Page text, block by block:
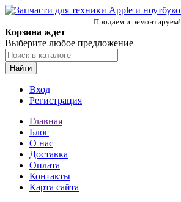
Продаем и ремонтируем!
Корзина ждет
Выберите любое предложение
Найти
Вход
Регистрация
Главная
Блог
О нас
Доставка
Оплата
Контакты
Карта сайта